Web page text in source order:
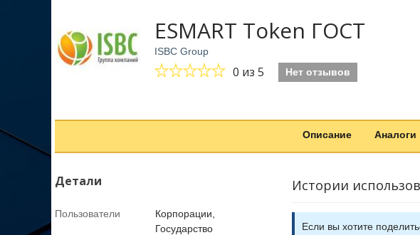
ESMART Token ГОСТ
ISBC Group
0 из 5 Нет отзывов
Описание Аналоги
Детали
Пользователи
Корпорации,
Государство
Истории
Если вы хотите